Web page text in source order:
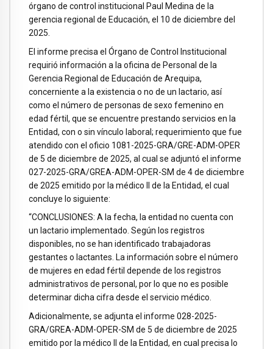
órgano de control institucional Paul Medina de la
gerencia regional de Educación, el 10 de diciembre del
2025.
El informe precisa el Órgano de Control Institucional
requirió información a la oficina de Personal de la
Gerencia Regional de Educación de Arequipa,
concerniente a la existencia o no de un lactario, así
como el número de personas de sexo femenino en
edad fértil, que se encuentre prestando servicios en la
Entidad, con o sin vínculo laboral; requerimiento que fue
atendido con el oficio 1081-2025-GRA/GRE-ADM-OPER
de 5 de diciembre de 2025, al cual se adjuntó el informe
027-2025-GRA/GREA-ADM-OPER-SM de 4 de diciembre
de 2025 emitido por la médico II de la Entidad, el cual
concluye lo siguiente:
“CONCLUSIONES: A la fecha, la entidad no cuenta con
un lactario implementado. Según los registros
disponibles, no se han identificado trabajadoras
gestantes o lactantes. La información sobre el número
de mujeres en edad fértil depende de los registros
administrativos de personal, por lo que no es posible
determinar dicha cifra desde el servicio médico.
Adicionalmente, se adjunta el informe 028-2025-
GRA/GREA-ADM-OPER-SM de 5 de diciembre de 2025
emitido por la médico II de la Entidad, en cual precisa lo